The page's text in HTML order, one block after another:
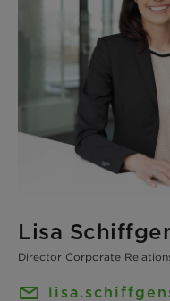
Lisa
Director Corporate